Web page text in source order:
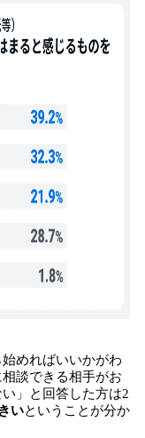
めればいいかがわ
談できる相手がお
」と回答した方は2
いということが分か